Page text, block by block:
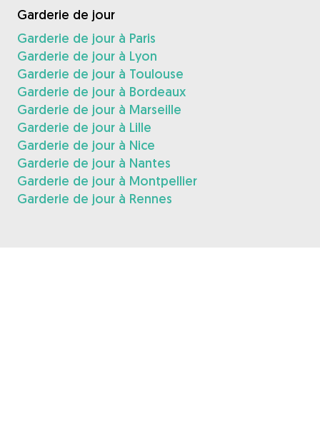
Garderie de jour
Garderie de jour à Paris
Garderie de jour à Lyon
Garderie de jour à Toulouse
Garderie de jour à Bordeaux
Garderie de jour à Marseille
Garderie de jour à Lille
Garderie de jour à Nice
Garderie de jour à Nantes
Garderie de jour à Montpellier
Garderie de jour à Rennes